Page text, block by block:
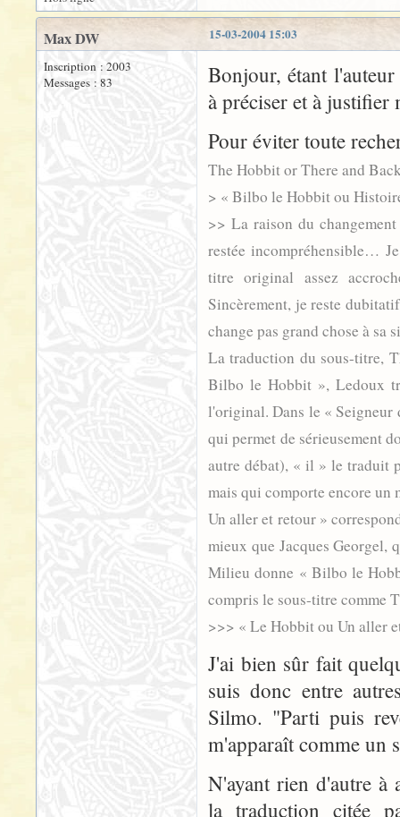
15-03-2004 15:03
Max DW
Inscription : 2003
Messages : 83
Bonjour, étant
à préciser et à justifier
Pour éviter toute
The Hobbit or There and
> « Bilbo le Hobbit ou
>> La raison du
restée incompréhensible…
titre original assez
Sincèrement, je reste
change pas grand chose à
La traduction du sous-titre,
Bilbo le Hobbit », Ledoux
l'original. Dans le « Seigneur
qui permet de sérieusement
autre débat), « il » le traduit
mais qui comporte encore
Un aller et retour »
mieux que Jacques Georgel,
Milieu donne « Bilbo le
compris le sous-titre comme
>>> « Le Hobbit ou Un aller
J'ai bien sûr fait
suis donc entre
Silmo. "Parti puis
m'apparaît comme un
N'ayant rien d'autre à
la traduction citée